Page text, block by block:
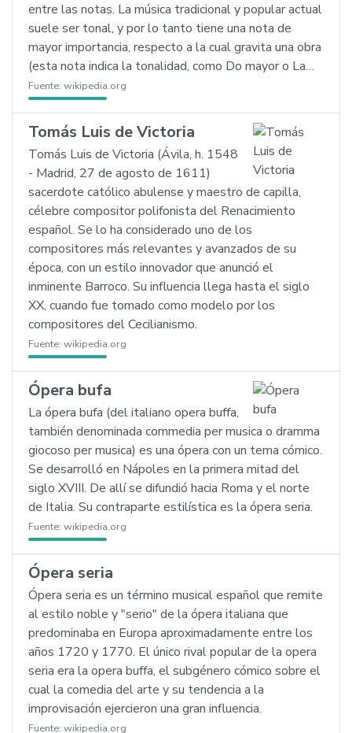
entre las notas. La música tradicional y popular actual
suele ser tonal, y por lo tanto tiene una nota de
mayor importancia, respecto a la cual gravita una obra
(esta nota indica la tonalidad, como Do mayor o La…
Fuente: wikipedia.org
Tomás Luis de Victoria
Tomás Luis de Victoria (Ávila, h. 1548
- Madrid, 27 de agosto de 1611)
sacerdote católico abulense y maestro de capilla,
célebre compositor polifonista del Renacimiento
español. Se lo ha considerado uno de los
compositores más relevantes y avanzados de su
época, con un estilo innovador que anunció el
inminente Barroco. Su influencia llega hasta el siglo
XX, cuando fue tomado como modelo por los
compositores del Cecilianismo.
Fuente: wikipedia.org
Ópera bufa
La ópera bufa (del italiano opera buffa,
también denominada commedia per musica o dramma
giocoso per musica) es una ópera con un tema cómico.
Se desarrolló en Nápoles en la primera mitad del
siglo XVIII. De allí se difundió hacia Roma y el norte
de Italia. Su contraparte estilística es la ópera seria.
Fuente: wikipedia.org
Ópera seria
Ópera seria es un término musical español que remite
al estilo noble y "serio" de la ópera italiana que
predominaba en Europa aproximadamente entre los
años 1720 y 1770. El único rival popular de la opera
seria era la opera buffa, el subgénero cómico sobre el
cual la comedia del arte y su tendencia a la
improvisación ejercieron una gran influencia.
Fuente: wikipedia.org